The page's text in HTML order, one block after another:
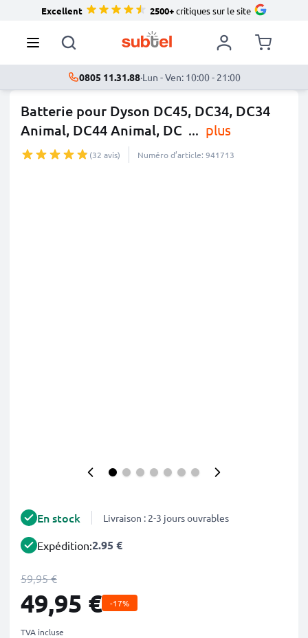
Excellent 2500+critiques sur le site
0805 11.31.88·Lun - Ven: 10:00 - 21:00
Batterie pour Dyson DC45, DC34, DC34
Animal, DC44 Animal, DC ... plus
(32 avis) Numéro d’article: 941713
En stock Livraison : 2-3 jours ouvrables
Expédition:2.95 €
59,95 €
49,95 € -17%
TVA incluse